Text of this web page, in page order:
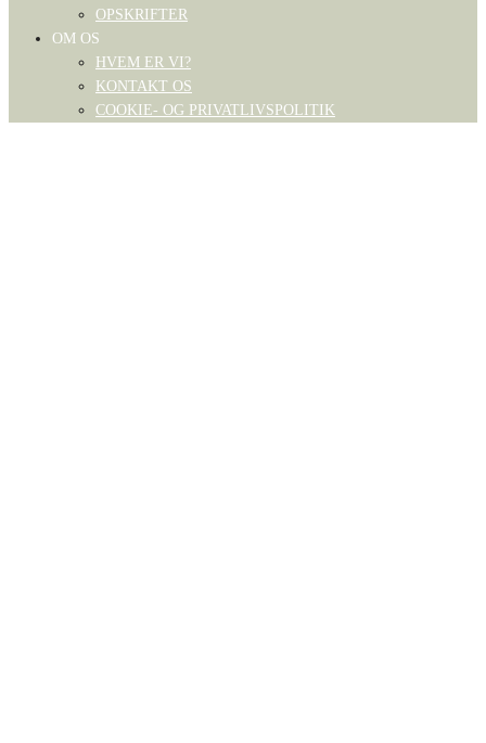
OPSKRIFTER
OM OS
HVEM ER VI?
KONTAKT OS
COOKIE- OG PRIVATLIVSPOLITIK